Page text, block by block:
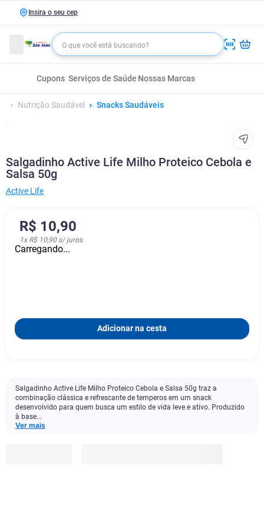
Insira o seu cep
Cupons Serviços de Saúde Nossas Marcas
Nutrição Saudável Snacks Saudáveis
Salgadinho Active Life Milho Proteico Cebola e
Salsa 50g
Active Life
R$ 10,90
1x R$ 10,90s/ juros
Carregando...
Adicionar na cesta
Salgadinho Active Life Milho Proteico Cebola e Salsa 50g traz a
combinação clássica e refrescante de temperos em um snack
desenvolvido para quem busca um estilo de vida leve e ativo. Produzido
à base...
Ver mais